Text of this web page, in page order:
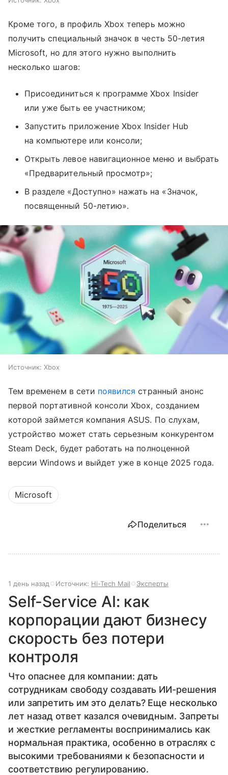
Кроме того, в профиль Xbox теперь можно
получить специальный значок в честь 50-летия
Microsoft, но для этого нужно выполнить
несколько шагов:
Присоединиться к программе Xbox Insider
или уже быть ее участником;
Запустить приложение Xbox Insider Hub
на компьютере или консоли;
Открыть левое навигационное меню и выбрать
«Предварительный просмотр»;
В разделе «Доступно» нажать на «Значок,
посвященный 50-летию».
Источник: Xbox
Тем временем в сети появился странный анонс
первой портативной консоли Xbox, созданием
которой займется компания ASUS. По слухам,
устройство может стать серьезным конкурентом
Steam Deck, будет работать на полноценной
версии Windows и выйдет уже в конце 2025 года.
Microsoft
Поделиться
1 день назад Источник: Hi-Tech Mail Эксперты
Self-Service AI: как
корпорации дают бизнесу
скорость без потери
контроля
Что опаснее для компании: дать
сотрудникам свободу создавать ИИ-решения
или запретить им это делать? Еще несколько
лет назад ответ казался очевидным. Запреты
и жесткие регламенты воспринимались как
нормальная практика, особенно в отраслях с
высокими требованиями к безопасности и
соответствию регулированию.